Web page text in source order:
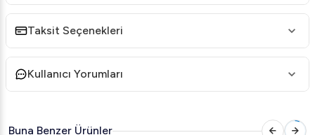
etmenizi sağlar.
Zamanlayıcı Fonksiyonu:
çekirdeği öğütmenize olanak tanır ve israfı önler.
Dayanıklık:Yüksek kaliteli malzemelerden üretilmiş,
temizlenebilir yapısıyla günlük kullanımda konfor sunar.
Taksit Seçenekleri
Kullanıcı Yorumları
Buna Benzer Ürünler